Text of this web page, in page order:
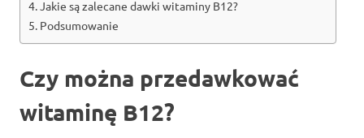
Jakie są zalecane dawki witaminy B12?
Podsumowanie
Czy można przedawkować
witaminę B12?